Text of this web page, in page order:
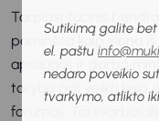
Sutikimą galite bet
el. paštu
nedaro poveikio
tvarkymo, atlikto
Tarpinstitucinis
paminėta kaip viena
apsaugos ir darbo
taryba gali veikti kaip
forumas. Tai svarbus